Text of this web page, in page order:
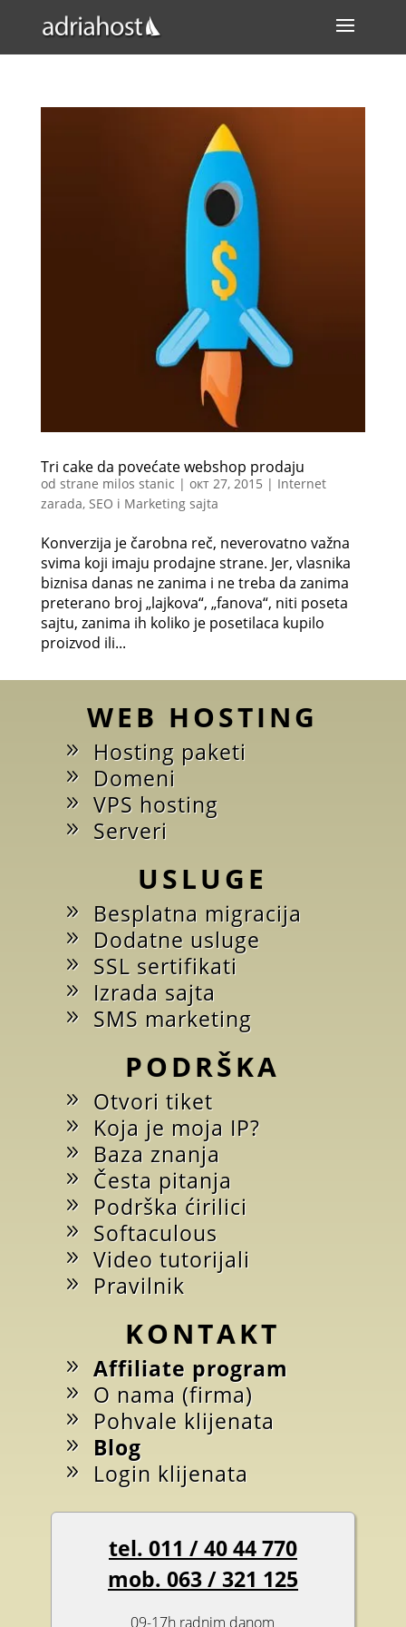
Tri cake da povećate webshop prodaju
od strane milos stanic | окт 27, 2015 | Internet
zarada, SEO i Marketing sajta
Konverzija je čarobna reč, neverovatno važna
svima koji imaju prodajne strane. Jer, vlasnika
biznisa danas ne zanima i ne treba da zanima
preterano broj „lajkova“, „fanova“, niti poseta
sajtu, zanima ih koliko je posetilaca kupilo
proizvod ili...
WEB HOSTING
Hosting paketi
Domeni
VPS hosting
Serveri
USLUGE
Besplatna migracija
Dodatne usluge
SSL sertifikati
Izrada sajta
SMS marketing
PODRŠKA
Otvori tiket
Koja je moja IP?
Baza znanja
Česta pitanja
Podrška ćirilici
Softaculous
Video tutorijali
Pravilnik
KONTAKT
Affiliate program
O nama (firma)
Pohvale klijenata
Blog
Login klijenata
tel. 011 / 40 44 770
mob. 063 / 321 125
09-17h radnim danom